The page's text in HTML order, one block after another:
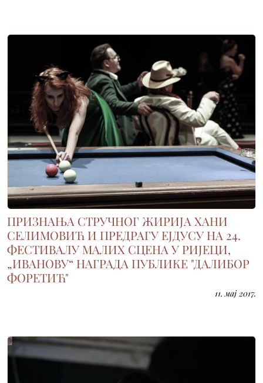
ПРИЗНАЊА СТРУЧНОГ ЖИРИЈА ХАНИ
СЕЛИМОВИЋ И ПРЕДРАГУ ЕЈДУСУ НА 24.
ФЕСТИВАЛУ МАЛИХ СЦЕНА У РИЈЕЦИ,
„ИВАНОВУ“ НАГРАДА ПУБЛИКЕ "ДАЛИБОР
ФОРЕТИЋ"
11. мај 2017.